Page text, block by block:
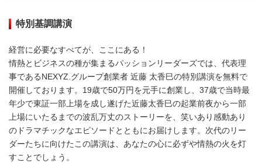
特別基調講演
経営に必要なすべてが、ここにある！
情熱とビジネスの種が集まるパッションリーダーズでは、代表理
事であるNEXYZ.グループ創業者 近藤 太香巳の特別講演を無料で
開催しております。19歳で50万円を元手に創業し、37歳で当時最
年少で東証一部上場を成し遂げた近藤太香巳の起業前夜から一部
上場にいたるまでの波乱万丈のストーリーを、笑いあり感動あり
のドラマチックなエピソードとともにお届けします。次代のリー
ダーたちに向けたこの講演は、あなたの心に必ずや情熱の火を灯
すことでしょう。